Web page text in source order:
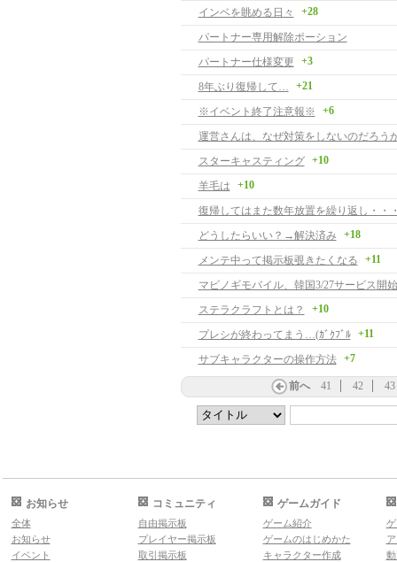
インベを眺める日々 +28
パートナー専用解除ポーション
パートナー仕様変更
+3
8年ぶり復帰して… +21
※イベント終了注意報※ +6
運営さんは、なぜ対策をしないのだろう
スターキャスティング
+10
羊毛は +10
復帰してはまた数年放置を繰り返し・・
どうしたらいい？→解決済み
+18
メンテ中って掲示板覗きたくなる +11
マビノギモバイル、韓国3/27サービス開始
ステラクラフトとは？
+10
プレシが終わってまう…(ｶﾞｸﾌﾞﾙ +11
サブキャラクターの操作方法 +7
前へ 41 42 43
お知らせ
全体
お知らせ
イベント
コミュニティ
自由掲示板
プレイヤー掲示板
取引掲示板
ゲームガイド
ゲーム紹介
ゲームのはじめかた
キャラクター作成